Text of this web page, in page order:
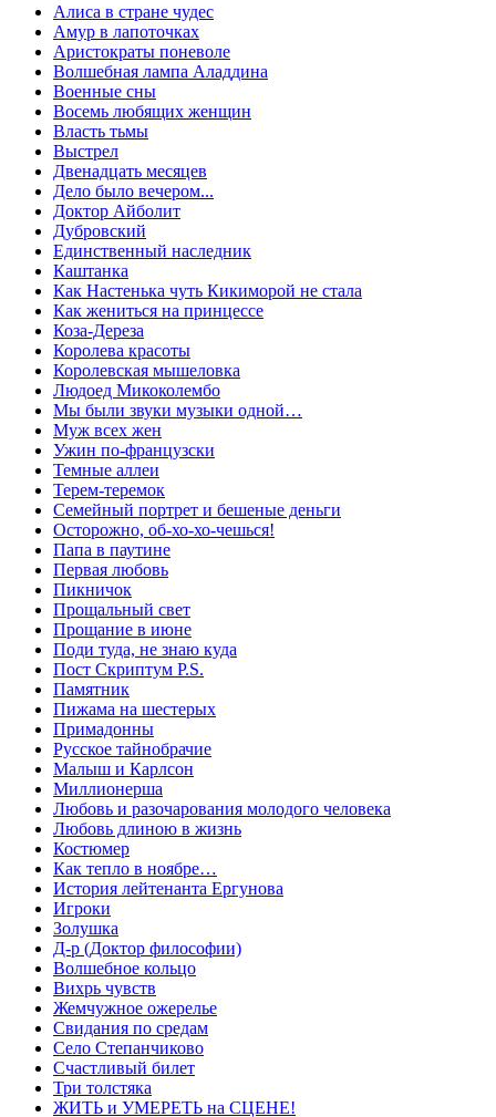
Алиса в стране чудес
Амур в лапоточках
Аристократы поневоле
Волшебная лампа Аладдина
Военные сны
Восемь любящих женщин
Власть тьмы
Выстрел
Двенадцать месяцев
Дело было вечером...
Доктор Айболит
Дубровский
Единственный наследник
Каштанка
Как Настенька чуть Кикиморой не стала
Как жениться на принцессе
Коза-Дереза
Королева красоты
Королевская мышеловка
Людоед Микоколембо
Мы были звуки музыки одной…
Муж всех жен
Ужин по-французски
Темные аллеи
Терем-теремок
Семейный портрет и бешеные деньги
Осторожно, об-хо-хо-чешься!
Папа в паутине
Первая любовь
Пикничок
Прощальный свет
Прощание в июне
Поди туда, не знаю куда
Пост Скриптум P.S.
Памятник
Пижама на шестерых
Примадонны
Русское тайнобрачие
Малыш и Карлсон
Миллионерша
Любовь и разочарования молодого человека
Любовь длиною в жизнь
Костюмер
Как тепло в ноябре…
История лейтенанта Ергунова
Игроки
Золушка
Д-р (Доктор философии)
Волшебное кольцо
Вихрь чувств
Жемчужное ожерелье
Свидания по средам
Село Степанчиково
Счастливый билет
Три толстяка
ЖИТЬ и УМЕРЕТЬ на СЦЕНЕ!